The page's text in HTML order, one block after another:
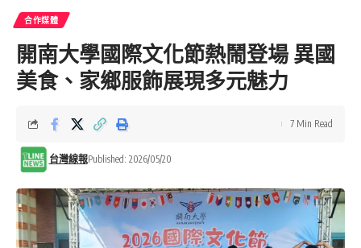
合作媒體
開南大學國際文化節熱鬧登場 異國
美食、家鄉服飾展現多元魅力
台灣線報Published: 2026/05/20
7 Min Read